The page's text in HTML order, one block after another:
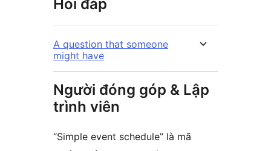
Hỏi đáp
A question that someone
might have
Người đóng góp & Lập
trình viên
“Simple event schedule” là mã